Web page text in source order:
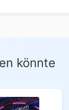
könnte